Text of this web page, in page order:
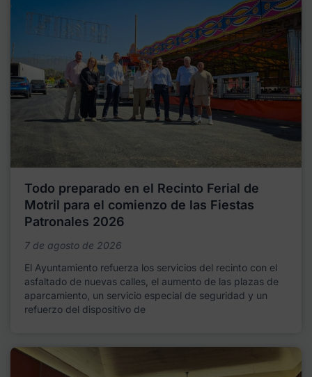
Todo preparado en el Recinto Ferial de
Motril para el comienzo de las Fiestas
Patronales 2026
7 de agosto de 2026
El Ayuntamiento refuerza los servicios del recinto con el
asfaltado de nuevas calles, el aumento de las plazas de
aparcamiento, un servicio especial de seguridad y un
refuerzo del dispositivo de